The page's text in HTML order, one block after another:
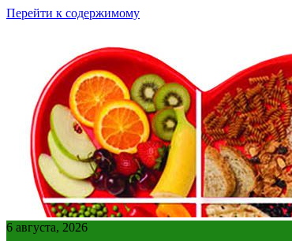
Перейти к содержимому
6 августа, 2026